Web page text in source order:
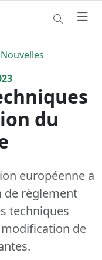
Nouvelles
du
européenne a
de règlement
techniques
de